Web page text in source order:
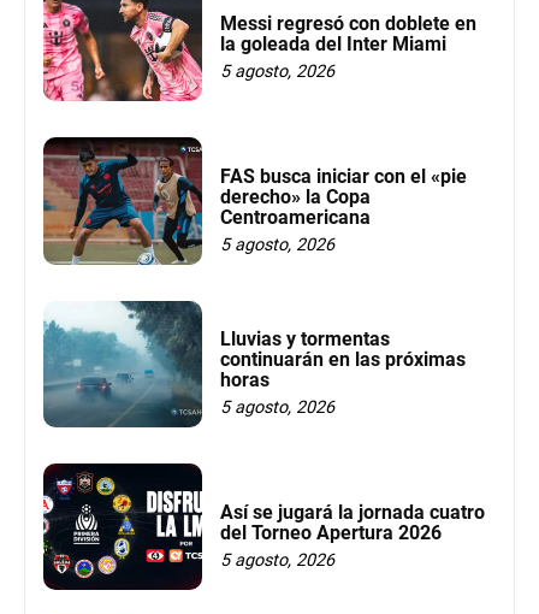
Messi regresó con doblete en
la goleada del Inter Miami
5 agosto, 2026
FAS busca iniciar con el «pie
derecho» la Copa
Centroamericana
5 agosto, 2026
Lluvias y tormentas
continuarán en las próximas
horas
5 agosto, 2026
Así se jugará la jornada cuatro
del Torneo Apertura 2026
5 agosto, 2026